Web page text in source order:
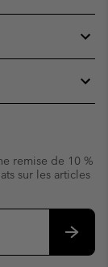
remise de 10 %
sur les articles